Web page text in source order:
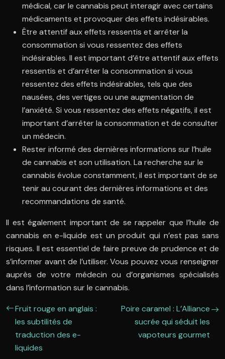
médical, car le cannabis peut interagir avec certains
médicaments et provoquer des effets indésirables.
Être attentif aux effets ressentis et arrêter la
consommation si vous ressentez des effets
indésirables. Il est important d’être attentif aux effets
ressentis et d’arrêter la consommation si vous
ressentez des effets indésirables, tels que des
nausées, des vertiges ou une augmentation de
l’anxiété. Si vous ressentez des effets négatifs, il est
important d’arrêter la consommation et de consulter
un médecin.
Rester informé des dernières informations sur l’huile
de cannabis et son utilisation. La recherche sur le
cannabis évolue constamment, il est important de se
tenir au courant des dernières informations et des
recommandations de santé.
Il est également important de se rappeler que l’huile de
cannabis en e-liquide est un produit qui n’est pas sans
risques. Il est essentiel de faire preuve de prudence et de
s’informer avant de l’utiliser. Vous pouvez vous renseigner
auprès de votre médecin ou d’organismes spécialisés
dans l’information sur le cannabis.
Fruit rouge en anglais :
les subtilités de
traduction des e-
liquides
Poire caramel : L’Alliance
sucrée qui séduit les
vapoteurs gourmet